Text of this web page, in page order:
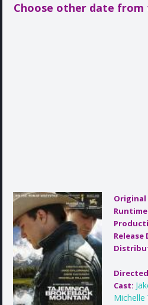
Choose other date from
Release
Cast:
Michelle